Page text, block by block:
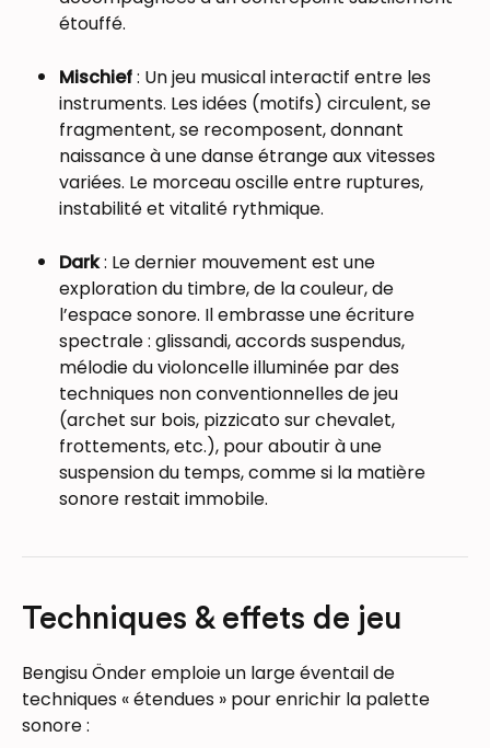
étouffé.
Mischief: Un jeu musical interactif entre les
instruments. Les idées (motifs) circulent, se
fragmentent, se recomposent, donnant
naissance à une danse étrange aux vitesses
variées. Le morceau oscille entre ruptures,
instabilité et vitalité rythmique.
Dark: Le dernier mouvement est une
exploration du timbre, de la couleur, de
l’espace sonore. Il embrasse une écriture
spectrale : glissandi, accords suspendus,
mélodie du violoncelle illuminée par des
techniques non conventionnelles de jeu
(archet sur bois, pizzicato sur chevalet,
frottements, etc.), pour aboutir à une
suspension du temps, comme si la matière
sonore restait immobile.
Techniques & effets de jeu
Bengisu Önder emploie un large éventail de
techniques « étendues » pour enrichir la palette
sonore :